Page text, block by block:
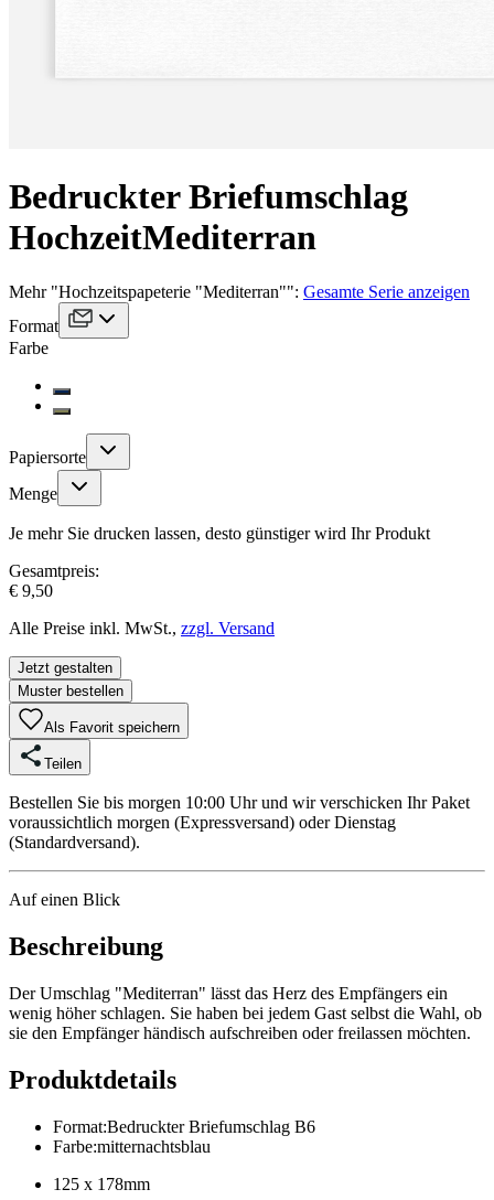
Bedruckter Briefumschlag
HochzeitMediterran
Mehr"Hochzeitspapeterie "Mediterran"": Gesamte Serie anzeigen
Format
Farbe
Papiersorte
Menge
Je mehr Sie drucken lassen, desto günstiger wird Ihr Produkt
Gesamtpreis:
€ 9,50
Alle Preise inkl. MwSt., zzgl. Versand
Jetzt gestalten
Muster bestellen
Als Favorit speichern
Teilen
Bestellen Sie bis morgen 10:00 Uhr und wir verschicken Ihr Paket
voraussichtlich morgen (Expressversand) oder Dienstag
(Standardversand).
Auf einen Blick
Beschreibung
Der Umschlag "Mediterran" lässt das Herz des Empfängers ein
wenig höher schlagen. Sie haben bei jedem Gast selbst die Wahl, ob
sie den Empfänger händisch aufschreiben oder freilassen möchten.
Produktdetails
Format:Bedruckter Briefumschlag B6
Farbe:mitternachtsblau
125 x 178mm